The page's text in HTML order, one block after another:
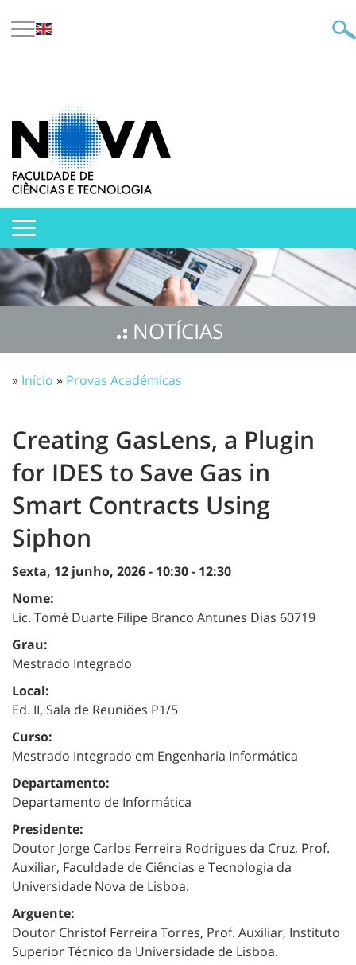
NOTÍCIAS
» Início » Provas Académicas
Creating GasLens, a Plugin
for IDES to Save Gas in
Smart Contracts Using
Siphon
Sexta, 12 junho, 2026 - 10:30- 12:30
Nome:
Lic. Tomé Duarte Filipe Branco Antunes Dias 60719
Grau:
Mestrado Integrado
Local:
Ed. II, Sala de Reuniões P1/5
Curso:
Mestrado Integrado em Engenharia Informática
Departamento:
Departamento de Informática
Presidente:
Doutor Jorge Carlos Ferreira Rodrigues da Cruz, Prof.
Auxiliar, Faculdade de Ciências e Tecnologia da
Universidade Nova de Lisboa.
Arguente:
Doutor Christof Ferreira Torres, Prof. Auxiliar, Instituto
Superior Técnico da Universidade de Lisboa.